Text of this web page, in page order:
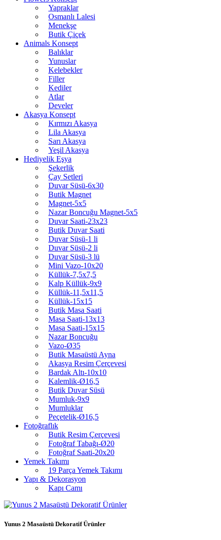
Yapraklar
Osmanlı Lalesi
Menekşe
Butik Çiçek
Animals Konsept
Balıklar
Yunuslar
Kelebekler
Filler
Kediler
Atlar
Develer
Akasya Konsept
Kırmızı Akasya
Lila Akasya
Sarı Akasya
Yeşil Akasya
Hediyelik Eşya
Şekerlik
Çay Setleri
Duvar Süsü-6x30
Butik Magnet
Magnet-5x5
Nazar Boncuğu Magnet-5x5
Duvar Saati-23x23
Butik Duvar Saati
Duvar Süsü-1 li
Duvar Süsü-2 li
Duvar Süsü-3 lü
Mini Vazo-10x20
Küllük-7,5x7,5
Kalp Küllük-9x9
Küllük-11,5x11,5
Küllük-15x15
Butik Masa Saati
Masa Saati-13x13
Masa Saati-15x15
Nazar Boncuğu
Vazo-Ø35
Butik Masaüstü Ayna
Akasya Resim Çerçevesi
Bardak Altı-10x10
Kalemlik-Ø16,5
Butik Duvar Süsü
Mumluk-9x9
Mumluklar
Peçetelik-Ø16,5
Fotoğraflık
Butik Resim Çerçevesi
Fotoğraf Tabağı-Ø20
Fotoğraf Saati-20x20
Yemek Takımı
19 Parça Yemek Takımı
Yapı & Dekorasyon
Kapı Camı
Yunus 2 Masaüstü Dekoratif Ürünler